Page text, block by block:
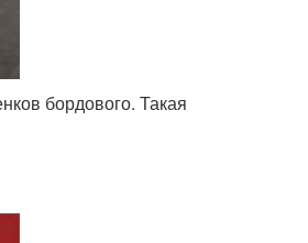
бордового. Такая